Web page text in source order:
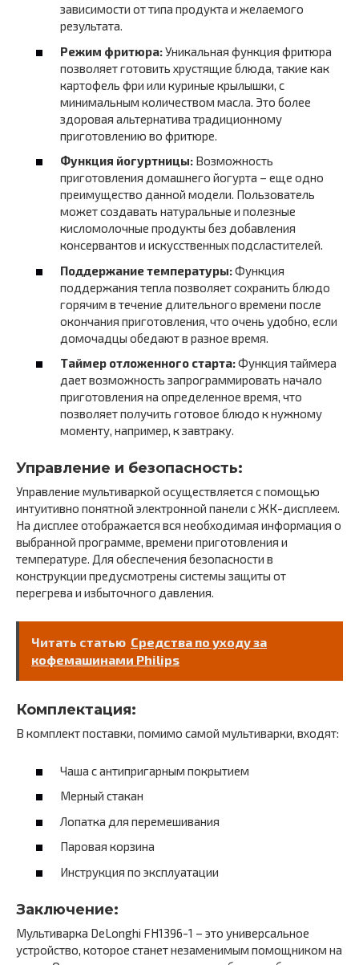
зависимости от типа продукта и желаемого
результата.
Режим фритюра:Уникальная функция фритюра
позволяет готовить хрустящие блюда, такие как
картофель фри или куриные крылышки, с
минимальным количеством масла. Это более
здоровая альтернатива традиционному
приготовлению во фритюре.
Функция йогуртницы: Возможность
приготовления домашнего йогурта – еще одно
преимущество данной модели. Пользователь
может создавать натуральные и полезные
кисломолочные продукты без добавления
консервантов и искусственных подсластителей.
Поддержание температуры:Функция
поддержания тепла позволяет сохранить блюдо
горячим в течение длительного времени после
окончания приготовления, что очень удобно, если
домочадцы обедают в разное время.
Таймер отложенного старта:Функция таймера
дает возможность запрограммировать начало
приготовления на определенное время, что
позволяет получить готовое блюдо к нужному
моменту, например, к завтраку.
Управление и безопасность:
Управление мультиваркой осуществляется с помощью
интуитивно понятной электронной панели с ЖК-дисплеем.
На дисплее отображается вся необходимая информация о
выбранной программе, времени приготовления и
температуре. Для обеспечения безопасности в
конструкции предусмотрены системы защиты от
перегрева и избыточного давления.
Читать статью Средства по уходу за
кофемашинами Philips
Комплектация:
В комплект поставки, помимо самой мультиварки, входят:
Чаша с антипригарным покрытием
Мерный стакан
Лопатка для перемешивания
Паровая корзина
Инструкция по эксплуатации
Заключение:
Мультиварка DeLonghi FH1396-1 – это универсальное
устройство, которое станет незаменимым помощником на